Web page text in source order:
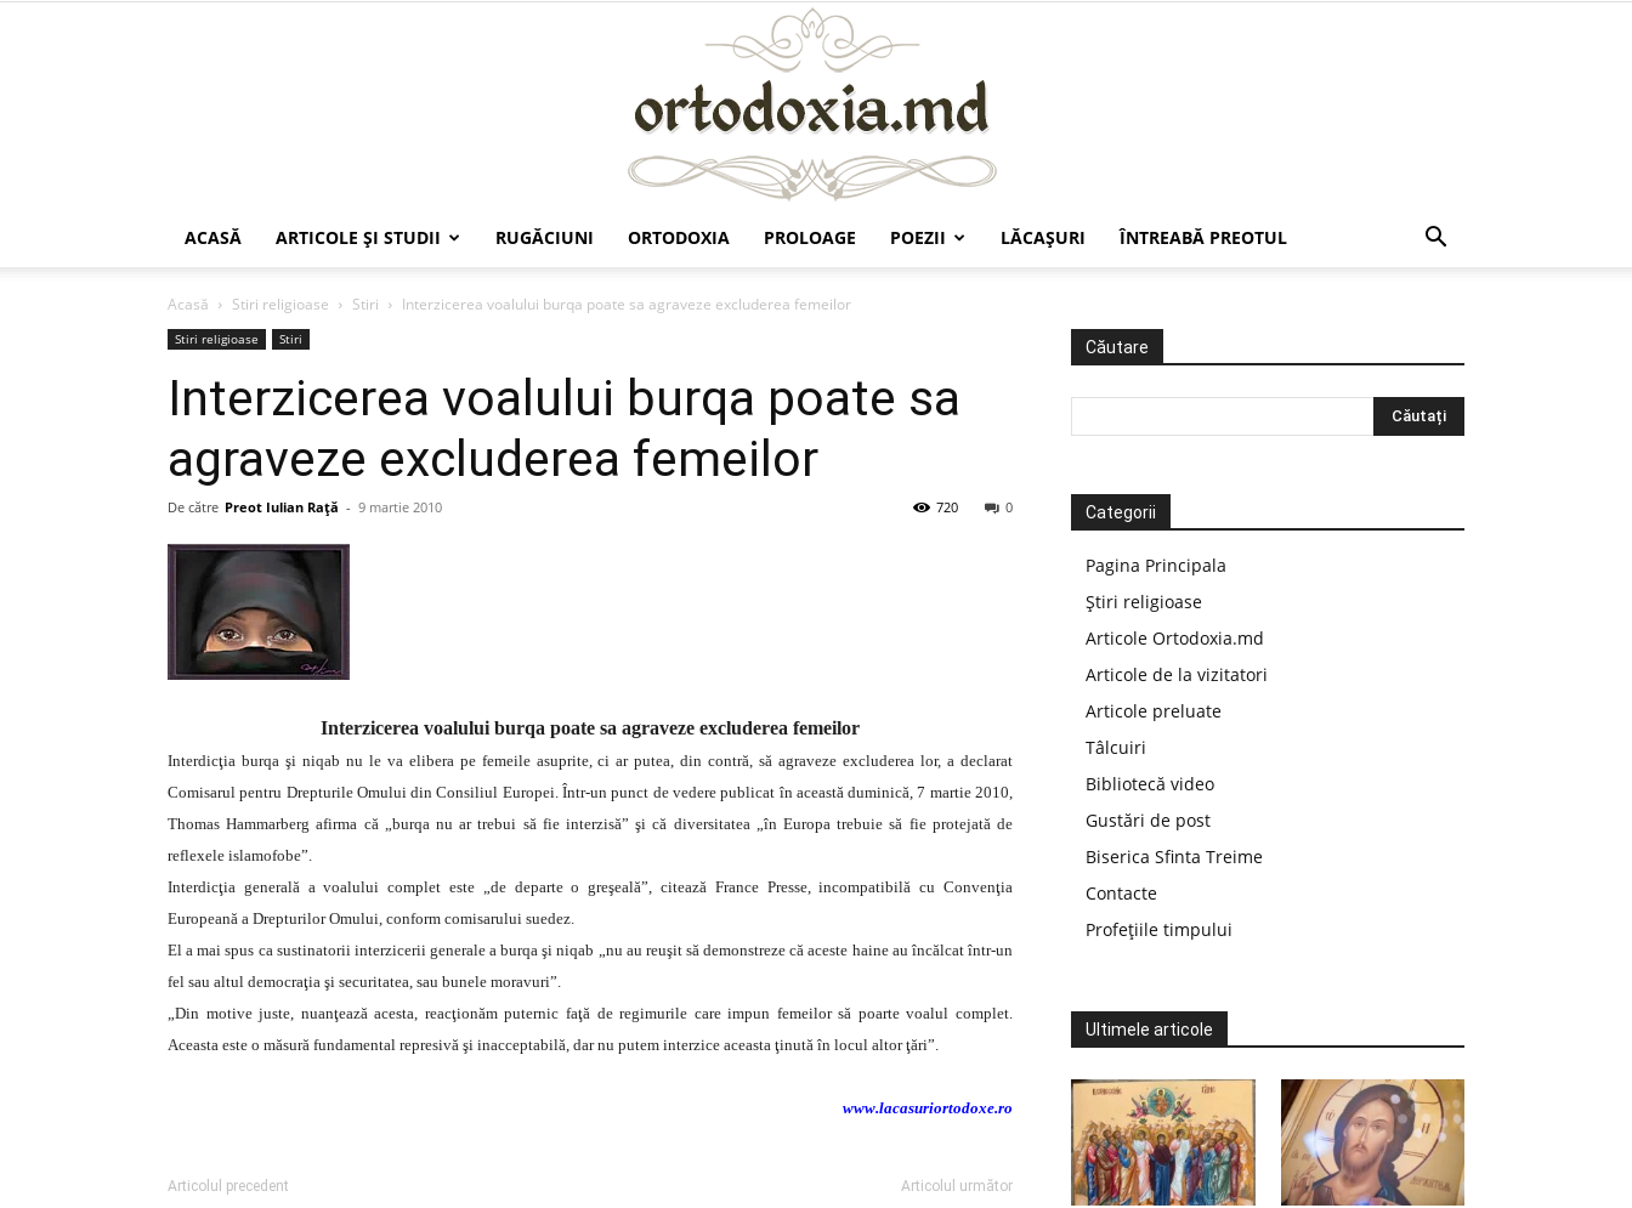
ACASĂ ARTICOLE ŞI STUDII RUGĂCIUNI ORTODOXIA PROLOAGE POEZII LĂCAŞURI ÎNTREABĂ PREOTUL
Acasă Stiri religioase Stiri Interzicerea voalului burqa poate sa agraveze excluderea femeilor
Stiri religioase Stiri
Interzicerea voalului burqa poate sa
agraveze excluderea femeilor
De către Preot Iulian Raţă - 9 martie 2010 0
720
Interzicerea voalului burqa poate sa agraveze excluderea femeilor
Interdicţia burqa şi niqab nu le va elibera pe femeile asuprite, ci ar putea, din contră, să agraveze excluderea lor, a declarat
Comisarul pentru Drepturile Omului din Consiliul Europei. Într-un punct de vedere publicat în această duminică, 7 martie 2010,
Thomas Hammarberg afirma că „burqa nu ar trebui să fie interzisă” şi că diversitatea „în Europa trebuie să fie protejată de
reflexele islamofobe”.
Interdicţia generală a voalului complet este „de departe o greşeală”, citează France Presse, incompatibilă cu Convenţia
Europeană a Drepturilor Omului, conform comisarului suedez.
El a mai spus ca sustinatorii interzicerii generale a burqa şi niqab „nu au reuşit să demonstreze că aceste haine au încălcat într-un
fel sau altul democraţia şi securitatea, sau bunele moravuri”.
„Din motive juste, nuanţează acesta, reacţionăm puternic faţă de regimurile care impun femeilor să poarte voalul complet.
Aceasta este o măsură fundamental represivă şi inacceptabilă, dar nu putem interzice aceasta ţinută în locul altor ţări”.
www.lacasuriortodoxe.ro
Articolul precedent Articolul următor
Căutare
Categorii
Pagina Principala
Știri religioase
Articole Ortodoxia.md
Articole de la vizitatori
Articole preluate
Tâlcuiri
Bibliotecă video
Gustări de post
Biserica Sfinta Treime
Contacte
Profețiile timpului
Ultimele articole